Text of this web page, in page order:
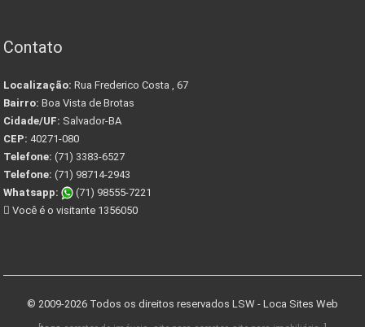
Contato
Localização: Rua Frederico Costa , 67
Bairro: Boa Vista de Brotas
Cidade/UF: Salvador-BA
CEP: 40271-080
Telefone: (71) 3383-6527
Telefone: (71) 98714-2943
Whatsapp:
(71) 98555-7221
Você é o visitante 1356050
© 2009-2026 Todos os direitos reservados LSW - Loca Sites Web